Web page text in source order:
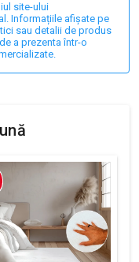
site-ului
Informațiile afișate pe
sau detalii de produs
a prezenta într-o